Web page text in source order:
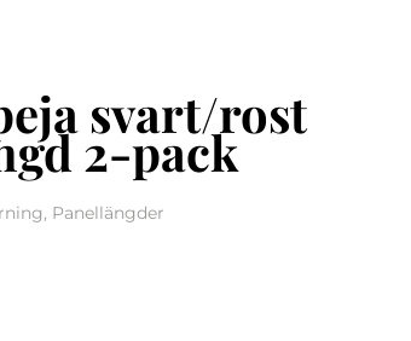
svart/rost
2-pack
Panellängder